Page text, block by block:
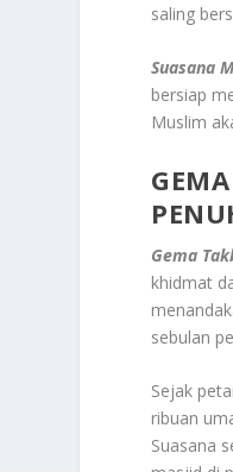
saling
Suasana
bersiap
Muslim
Gema
khidmat
sebulan
Sejak
ribuan
Suasana